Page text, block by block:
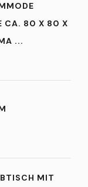
CA. 80 X 80 X
...
MIT